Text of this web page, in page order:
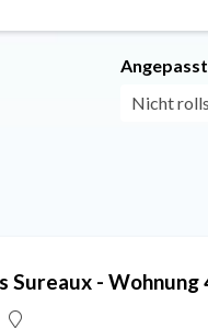
Nicht
Sureaux - Wohnung